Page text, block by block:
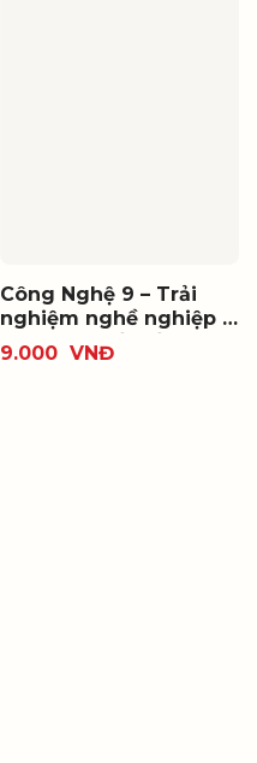
Công Nghệ 9 – Trải
nghiệm nghề nghiệp –
Mô đun Chế biến thực
phẩm (Bộ SGK thống
9.000 VNĐ